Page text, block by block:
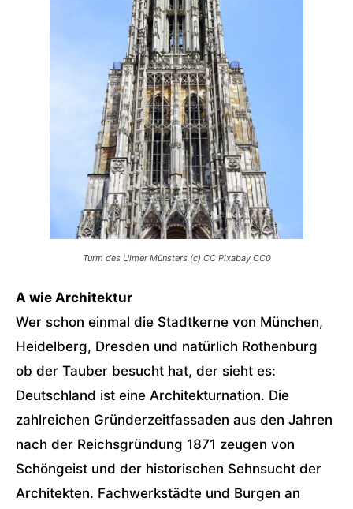
Turm des Ulmer Münsters (c) CC Pixabay CC0
A wie Architektur
Wer schon einmal die Stadtkerne von München,
Heidelberg, Dresden und natürlich Rothenburg
ob der Tauber besucht hat, der sieht es:
Deutschland ist eine Architekturnation. Die
zahlreichen Gründerzeitfassaden aus den Jahren
nach der Reichsgründung 1871 zeugen von
Schöngeist und der historischen Sehnsucht der
Architekten. Fachwerkstädte und Burgen an